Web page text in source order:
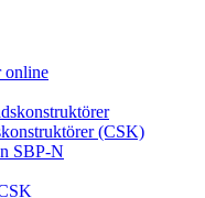
online
(CSK)
SBP-N